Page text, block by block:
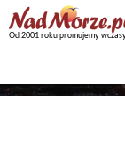
Od 2001 roku promujemy